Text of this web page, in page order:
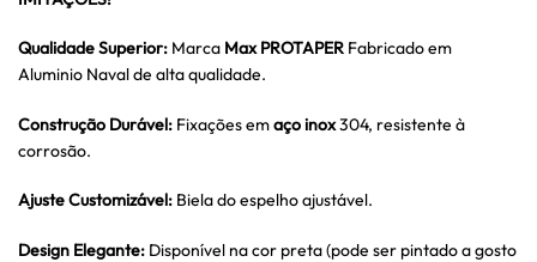
Qualidade Superior: Marca Max PROTAPER Fabricado em
Aluminio Naval de alta qualidade.
Construção Durável: Fixações emaço inox304, resistente à
corrosão.
Ajuste Customizável: Biela do espelho ajustável.
Design Elegante: Disponível na cor preta (pode ser pintado a gosto